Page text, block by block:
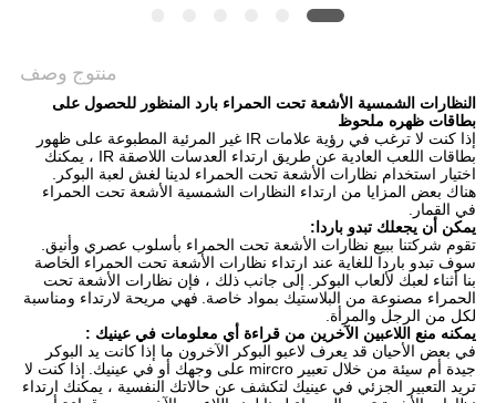
منتوج وصف
النظارات الشمسية الأشعة تحت الحمراء بارد المنظور للحصول على
بطاقات ظهره ملحوظ
إذا كنت لا ترغب في رؤية علامات IR غير المرئية المطبوعة على ظهور
بطاقات اللعب العادية عن طريق ارتداء العدسات اللاصقة IR ، يمكنك
اختيار استخدام نظارات الأشعة تحت الحمراء لدينا لغش لعبة البوكر.
هناك بعض المزايا من ارتداء النظارات الشمسية الأشعة تحت الحمراء
في القمار.
يمكن أن يجعلك تبدو باردا:
تقوم شركتنا ببيع نظارات الأشعة تحت الحمراء بأسلوب عصري وأنيق.
سوف تبدو باردا للغاية عند ارتداء نظارات الأشعة تحت الحمراء الخاصة
بنا أثناء لعبك لألعاب البوكر. إلى جانب ذلك ، فإن نظارات الأشعة تحت
الحمراء مصنوعة من البلاستيك بمواد خاصة. فهي مريحة لارتداء ومناسبة
لكل من الرجل والمرأة.
يمكنه منع اللاعبين الآخرين من قراءة أي معلومات في عينيك :
في بعض الأحيان قد يعرف لاعبو البوكر الآخرون ما إذا كانت يد البوكر
جيدة أم سيئة من خلال تعبير mircro على وجهك أو في عينيك.
إذا كنت لا
تريد التعبير الجزئي في عينيك لتكشف عن حالاتك النفسية ، يمكنك ارتداء